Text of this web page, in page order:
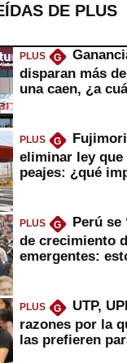
DE PLUS
PLUS G
disparan más
una caen, ¿a
PLUS G
eliminar ley que
peajes: ¿qué
PLUS G
Perú se
de crecimiento
emergentes:
PLUS G
UTP,
razones por la
las prefieren